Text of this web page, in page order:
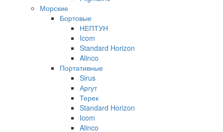
Морские
Бортовые
НЕПТУН
Icom
Standard Horizon
Alinco
Портативные
Sirus
Аргут
Терек
Standard Horizon
Icom
Alinco